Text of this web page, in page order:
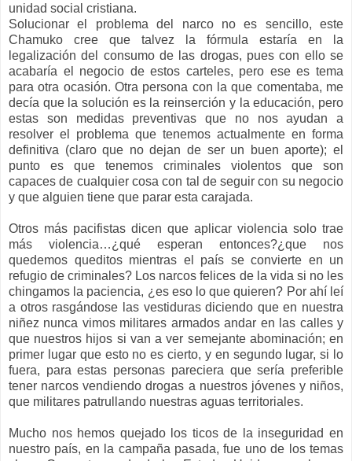
unidad social cristiana.
Solucionar el problema del narco no es sencillo, este
Chamuko cree que talvez la fórmula estaría en la
legalización del consumo de las drogas, pues con ello se
acabaría el negocio de estos carteles, pero ese es tema
para otra ocasión. Otra persona con la que comentaba, me
decía que la solución es la reinserción y la educación, pero
estas son medidas preventivas que no nos ayudan a
resolver el problema que tenemos actualmente en forma
definitiva (claro que no dejan de ser un buen aporte); el
punto es que tenemos criminales violentos que son
capaces de cualquier cosa con tal de seguir con su negocio
y que alguien tiene que parar esta carajada.
Otros más pacifistas dicen que aplicar violencia solo trae
más violencia…¿qué esperan entonces?¿que nos
quedemos queditos mientras el país se convierte en un
refugio de criminales? Los narcos felices de la vida si no les
chingamos la paciencia, ¿es eso lo que quieren? Por ahí leí
a otros rasgándose las vestiduras diciendo que en nuestra
niñez nunca vimos militares armados andar en las calles y
que nuestros hijos si van a ver semejante abominación; en
primer lugar que esto no es cierto, y en segundo lugar, si lo
fuera, para estas personas pareciera que sería preferible
tener narcos vendiendo drogas a nuestros jóvenes y niños,
que militares patrullando nuestras aguas territoriales.
Mucho nos hemos quejado los ticos de la inseguridad en
nuestro país, en la campaña pasada, fue uno de los temas